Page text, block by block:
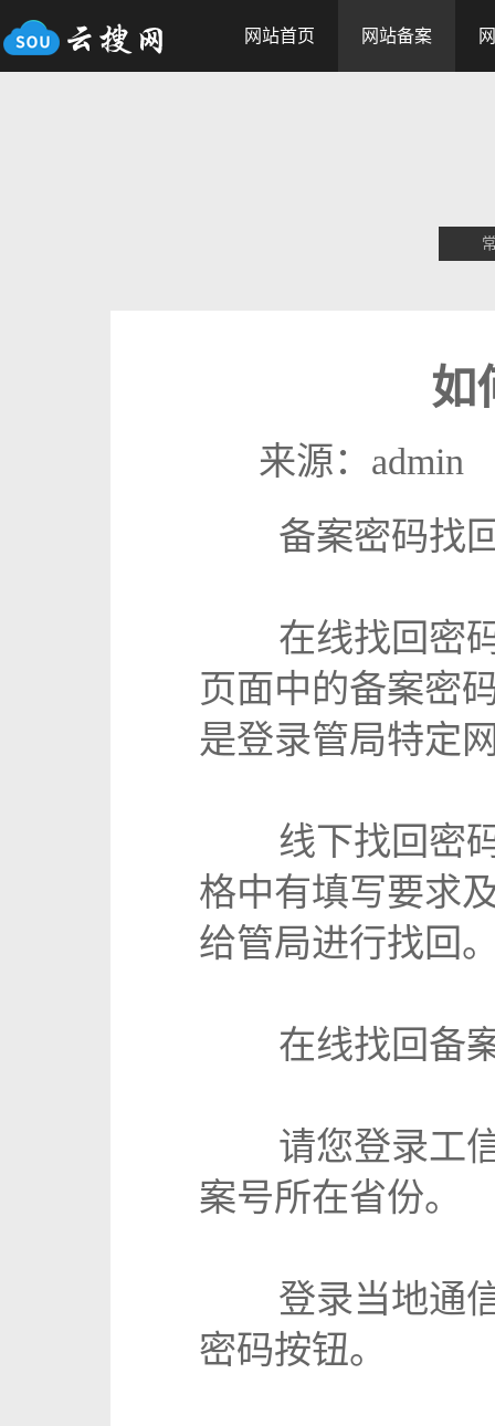
网站首页 网站备案
如
来源：
备案密码找
在线找回密
页面中的备案密
是登录管局特定
线下找回密
格中有填写要求
给管局进行找回
在线找回备
请您登录工
案号所在省份。
登录当地通
密码按钮。